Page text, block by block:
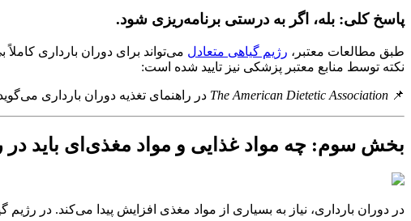
پاسخ کلی: بله، اگر به درستی برنامه‌ریزی شود.
طبق مطالعات معتبر، رژیم گیاهی متعادل می‌تواند برای دوران بارداری
نکته توسط منابع معتبر پزشکی نیز تایید شده است:
📌
The American Dietetic Association در راهنمای تغذیه دوران بارداری
بخش سوم: چه مواد غذایی و مواد مغذی‌ای باید در
در دوران بارداری، نیاز به بسیاری از مواد مغذی افزایش پیدا می‌کند. در رژیم